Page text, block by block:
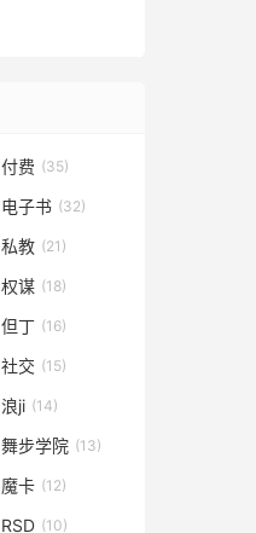
付费 (35)
电子书 (32)
私教 (21)
权谋 (18)
但丁 (16)
社交 (15)
浪ji (14)
舞步学院 (13)
魔卡 (12)
RSD (10)